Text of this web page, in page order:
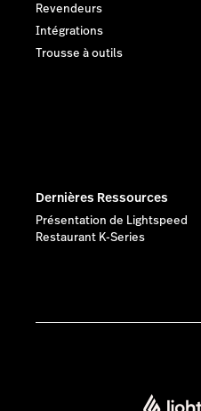
Revendeurs
Intégrations
Trousse à outils
Dernières Ressources
Présentation de Lightspeed
Restaurant K-Series